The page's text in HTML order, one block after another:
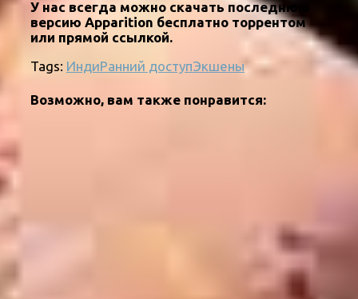
У нас всегда можно скачать последнюю
версию Apparition бесплатно торрентом
или прямой ссылкой.
Tags: ИндиРанний доступЭкшены
Возможно, вам также понравится: